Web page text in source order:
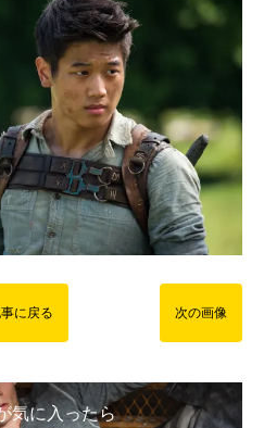
に戻る 次の画像
気に入ったら